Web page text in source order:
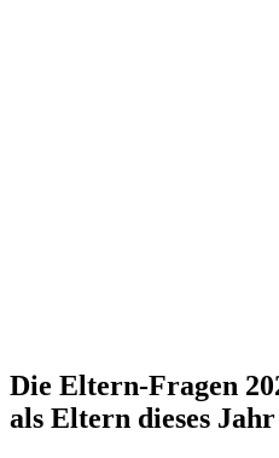
Die Eltern-Fragen
als Eltern dieses Jahr